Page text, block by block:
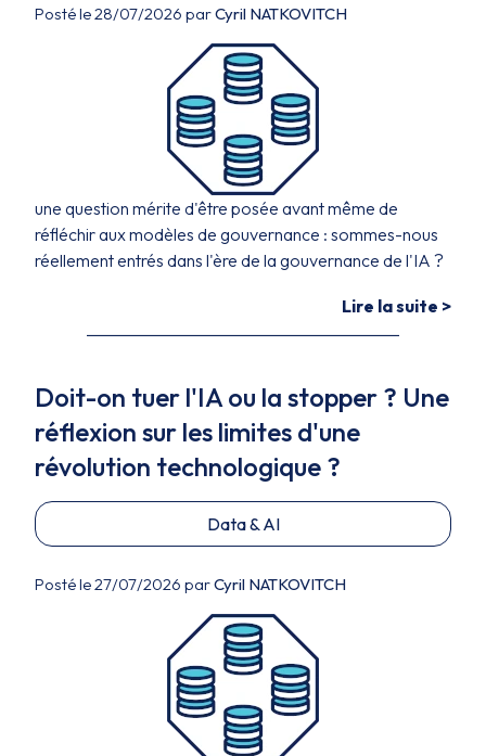
Posté le 28/07/2026 parCyril NATKOVITCH
une question mérite d'être posée avant même de
réfléchir aux modèles de gouvernance : sommes-nous
réellement entrés dans l'ère de la gouvernance de l'IA ?
Lire la suite >
Doit-on tuer l'IA ou la stopper ? Une
réflexion sur les limites d'une
révolution technologique ?
Data & AI
Posté le 27/07/2026 parCyril NATKOVITCH